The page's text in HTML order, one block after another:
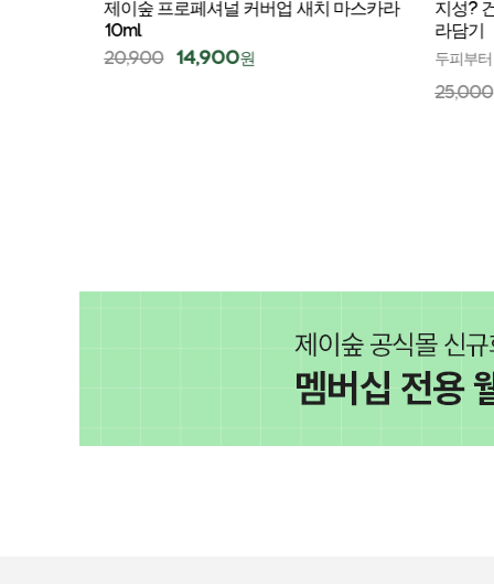
제이숲 프로페셔널 커버업 새치 마스카라
10ml
20,900
14,900원
지성?
라담기
두피부터
25,000